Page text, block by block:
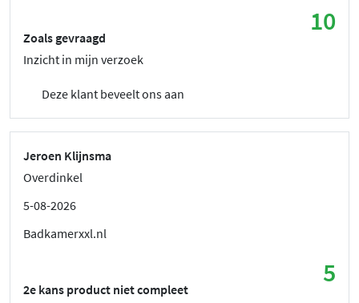
10
Zoals gevraagd
Inzicht in mijn verzoek
Deze klant beveelt ons aan
Jeroen Klijnsma
Overdinkel
5-08-2026
Badkamerxxl.nl
5
2e kans product niet compleet